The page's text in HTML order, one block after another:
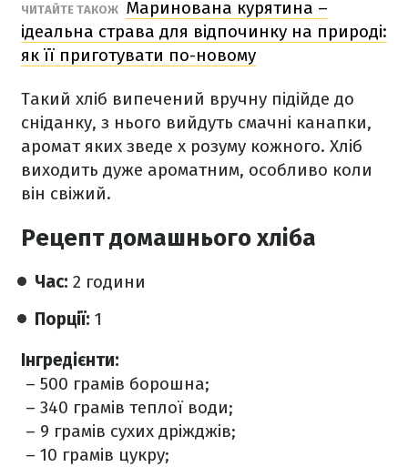
ЧИТАЙТЕ ТАКОЖ Маринована курятина –
ідеальна страва для відпочинку на природі:
як її приготувати по-новому
Такий хліб випечений вручну підійде до
сніданку, з нього вийдуть смачні канапки,
аромат яких зведе х розуму кожного. Хліб
виходить дуже ароматним, особливо коли
він свіжий.
Рецепт домашнього хліба
Час: 2 години
Порції: 1
Інгредієнти:
– 500 грамів борошна;
– 340 грамів теплої води;
– 9 грамів сухих дріжджів;
– 10 грамів цукру;